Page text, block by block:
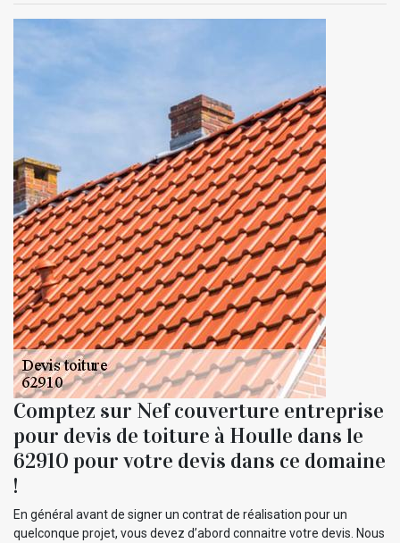
Comptez sur Nef couverture entreprise
pour devis de toiture à Houlle dans le
62910 pour votre devis dans ce domaine
!
En général avant de signer un contrat de réalisation pour un
quelconque projet, vous devez d’abord connaitre votre devis. Nous